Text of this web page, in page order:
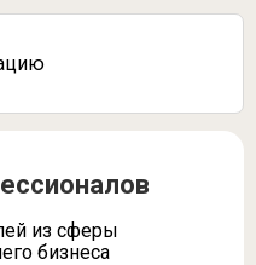
из сферы
бизнеса